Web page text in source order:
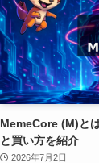
MemeCore (M)と
と買い方を紹介
2026年7月2日